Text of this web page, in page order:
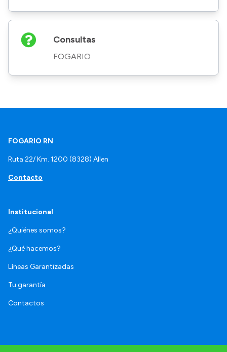
Consultas
FOGARIO
FOGARIO RN
Ruta 22/ Km. 1200 (8328) Allen
Contacto
Institucional
¿Quiénes somos?
¿Qué hacemos?
Líneas Garantizadas
Tu garantía
Contactos